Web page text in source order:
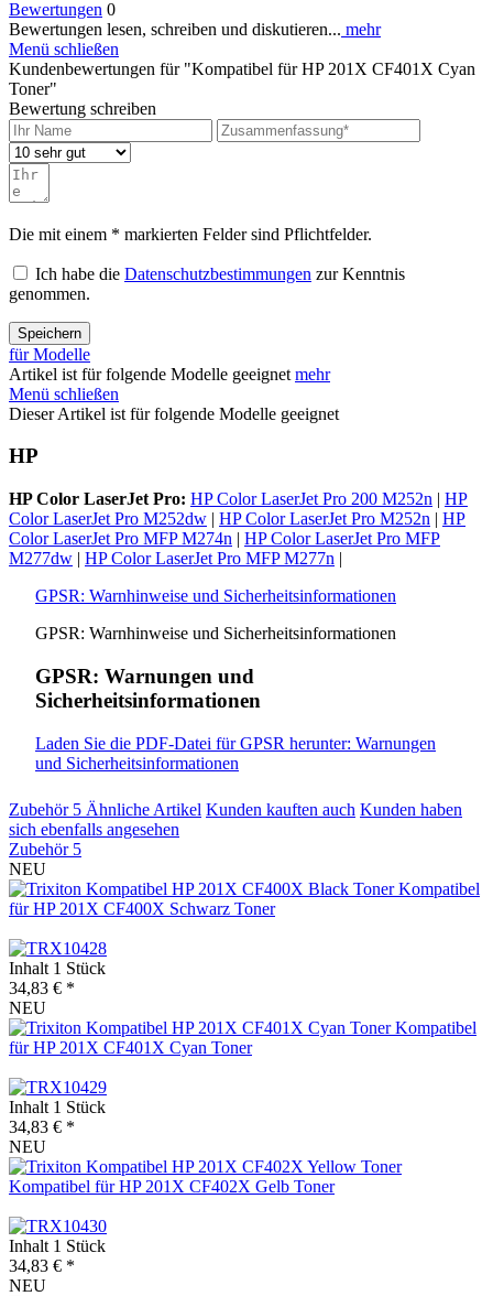
Bewertungen 0
Bewertungen lesen, schreiben und diskutieren... mehr
Menü schließen
Kundenbewertungen für "Kompatibel für HP 201X CF401X Cyan
Toner"
Bewertung schreiben
Die mit einem * markierten Felder sind Pflichtfelder.
Ich habe die Datenschutzbestimmungen zur Kenntnis
genommen.
Speichern
für Modelle
Artikel ist für folgende Modelle geeignet mehr
Menü schließen
Dieser Artikel ist für folgende Modelle geeignet
HP
HP Color LaserJet Pro: HP Color LaserJet Pro 200 M252n | HP
Color LaserJet Pro M252dw | HP Color LaserJet Pro M252n | HP
Color LaserJet Pro MFP M274n | HP Color LaserJet Pro MFP
M277dw | HP Color LaserJet Pro MFP M277n |
GPSR: Warnhinweise und Sicherheitsinformationen
GPSR: Warnhinweise und Sicherheitsinformationen
GPSR: Warnungen und
Sicherheitsinformationen
Laden Sie die PDF-Datei für GPSR herunter: Warnungen
und Sicherheitsinformationen
Zubehör 5 Ähnliche Artikel Kunden kauften auch Kunden haben
sich ebenfalls angesehen
Zubehör 5
NEU
Kompatibel
für HP 201X CF400X Schwarz Toner
Inhalt 1 Stück
34,83 € *
NEU
Kompatibel
für HP 201X CF401X Cyan Toner
Inhalt 1 Stück
34,83 € *
NEU
Kompatibel für HP 201X CF402X Gelb Toner
Inhalt 1 Stück
34,83 € *
NEU